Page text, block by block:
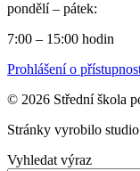
pondělí – pátek:
7:00 – 15:00 hodin
Prohlášení o
© 2026 Střední škola
Stránky vyrobilo studio
Vyhledat výraz